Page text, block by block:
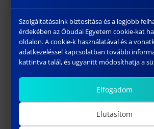
Szolgáltatásaink biztosítása és a legjobb
érdekében az Óbudai Egyetem cookie-kat
oldalon. A cookie-k használatával és a
adatkezeléssel kapcsolatban további
kattintva talál, és ugyanitt módosíthatja a
Elfogadom
Elutasítom